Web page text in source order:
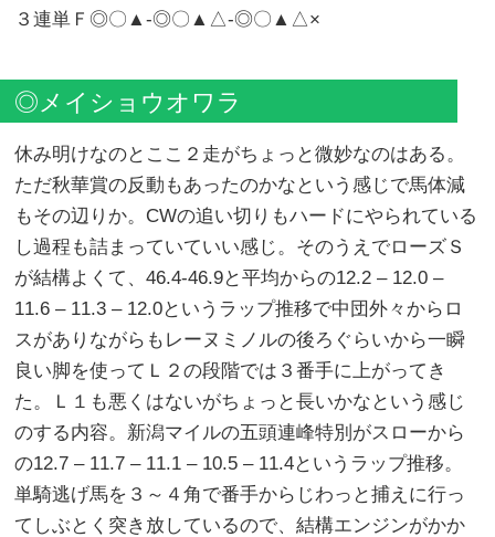
３連単Ｆ◎〇▲-◎〇▲△-◎〇▲△×
◎メイショウオワラ
休み明けなのとここ２走がちょっと微妙なのはある。
ただ秋華賞の反動もあったのかなという感じで馬体減
もその辺りか。CWの追い切りもハードにやられている
し過程も詰まっていていい感じ。そのうえでローズＳ
が結構よくて、46.4-46.9と平均からの12.2 – 12.0 –
11.6 – 11.3 – 12.0というラップ推移で中団外々からロ
スがありながらもレーヌミノルの後ろぐらいから一瞬
良い脚を使ってＬ２の段階では３番手に上がってき
た。Ｌ１も悪くはないがちょっと長いかなという感じ
のする内容。新潟マイルの五頭連峰特別がスローから
の12.7 – 11.7 – 11.1 – 10.5 – 11.4というラップ推移。
単騎逃げ馬を３～４角で番手からじわっと捕えに行っ
てしぶとく突き放しているので、結構エンジンがかか